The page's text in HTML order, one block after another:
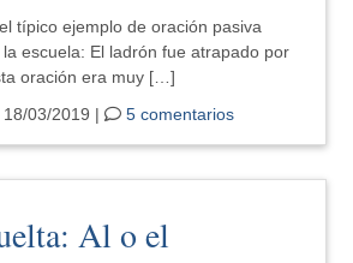
típico ejemplo de oración pasiva
escuela: El ladrón fue atrapado por
oración era muy […]
18/03/2019 | 5 comentarios
Al o el